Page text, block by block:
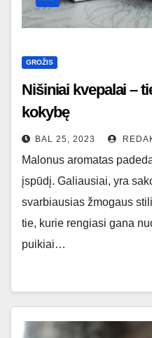
GROŽIS
Nišiniai kvepalai –
kokybę
BAL 25, 2023
Malonus aromatas
įspūdį. Galiausiai, yra
svarbiausias žmogaus
tie, kurie rengiasi gana
puikiai…